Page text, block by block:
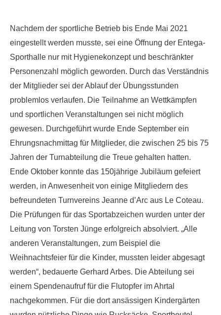
Nachdem der sportliche Betrieb bis Ende Mai 2021
eingestellt werden musste, sei eine Öffnung der Entega-
Sporthalle nur mit Hygienekonzept und beschränkter
Personenzahl möglich geworden. Durch das Verständnis
der Mitglieder sei der Ablauf der Übungsstunden
problemlos verlaufen. Die Teilnahme an Wettkämpfen
und sportlichen Veranstaltungen sei nicht möglich
gewesen. Durchgeführt wurde Ende September ein
Ehrungsnachmittag für Mitglieder, die zwischen 25 bis 75
Jahren der Turnabteilung die Treue gehalten hatten.
Ende Oktober konnte das 150jährige Jubiläum gefeiert
werden, in Anwesenheit von einige Mitgliedern des
befreundeten Turnvereins Jeanne d’Arc aus Le Coteau.
Die Prüfungen für das Sportabzeichen wurden unter der
Leitung von Torsten Jünge erfolgreich absolviert. „Alle
anderen Veranstaltungen, zum Beispiel die
Weihnachtsfeier für die Kinder, mussten leider abgesagt
werden“, bedauerte Gerhard Arbes. Die Abteilung sei
einem Spendenaufruf für die Flutopfer im Ahrtal
nachgekommen. Für die dort ansässigen Kindergärten